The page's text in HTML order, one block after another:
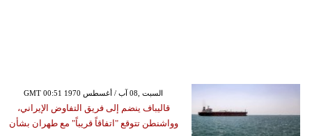
GMT 00:51 1970 السبت ,08 آب / أغسطس
قاليباف ينضم إلى فريق التفاوض الإيراني،
وواشنطن تتوقع "اتفاقاً قريباً" مع طهران بشأن